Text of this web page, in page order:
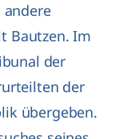
andere
Bautzen. Im
der
der
übergeben.